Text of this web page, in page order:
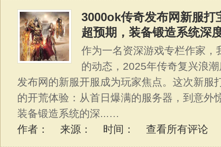
3000ok传奇发布网新服打
超预期，装备锻造系统深
作为一名资深游戏专栏作家，
的动态，2025年传奇复兴浪
发布网的新服开服成为玩家焦点。这次新服
的开荒体验：从首日爆满的服务器，到意外
装备锻造系统的深...…
作者： 来源： 时间： 查看所有评论